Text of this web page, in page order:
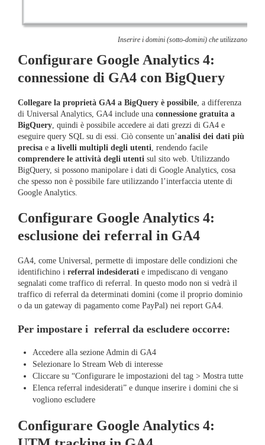
Inserire i domini (sotto-domini) che utilizzano lo
Configurare Google Analytics 4:
connessione di GA4 con BigQuery
Collegare la proprietà GA4 a BigQuery è possibile, a differenza
di Universal Analytics, GA4 include una connessione gratuita a
BigQuery, quindi è possibile accedere ai dati grezzi di GA4 e
eseguire query SQL su di essi. Ciò consente un’analisi dei dati più
precisa e a livelli multipli degli utenti, rendendo facile
comprendere le attività degli utenti sul sito web. Utilizzando
BigQuery, si possono manipolare i dati di Google Analytics, cosa
che spesso non è possibile fare utilizzando l’interfaccia utente di
Google Analytics.
Configurare Google Analytics 4:
esclusione dei referral in GA4
GA4, come Universal, permette di impostare delle condizioni che
identifichino i referral indesiderati e impediscano di vengano
segnalati come traffico di referral. In questo modo non si vedrà il
traffico di referral da determinati domini (come il proprio dominio
o da un gateway di pagamento come PayPal) nei report GA4.
Per impostare i referral da escludere occorre:
Accedere alla sezione Admin di GA4
Selezionare lo Stream Web di interesse
Cliccare su “Configurare le impostazioni del tag > Mostra tutte
Elenca referral indesiderati” e dunque inserire i domini che si
vogliono escludere
Configurare Google Analytics 4: